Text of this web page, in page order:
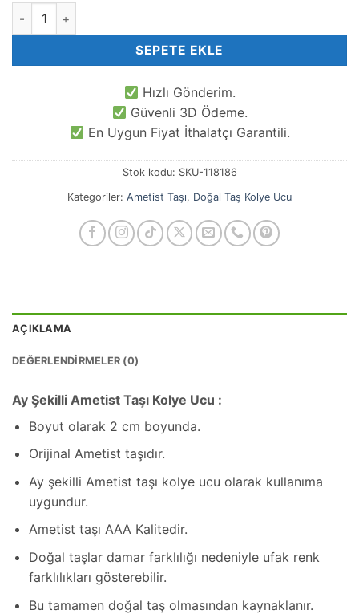
Ay Şekilli Ametist Taşı Kolye Ucu adet
SEPETE EKLE
Hızlı Gönderim.
Güvenli 3D Ödeme.
En Uygun Fiyat İthalatçı Garantili.
Stok kodu: SKU-118186
Kategoriler: Ametist Taşı, Doğal Taş Kolye Ucu
AÇIKLAMA
DEĞERLENDIRMELER (0)
Ay Şekilli Ametist Taşı Kolye Ucu :
Boyut olarak 2 cm boyunda.
Orijinal Ametist taşıdır.
Ay şekilli Ametist taşı kolye ucu olarak kullanıma
uygundur.
Ametist taşı AAA Kalitedir.
Doğal taşlar damar farklılığı nedeniyle ufak renk
farklılıkları gösterebilir.
Bu tamamen doğal taş olmasından kaynaklanır.